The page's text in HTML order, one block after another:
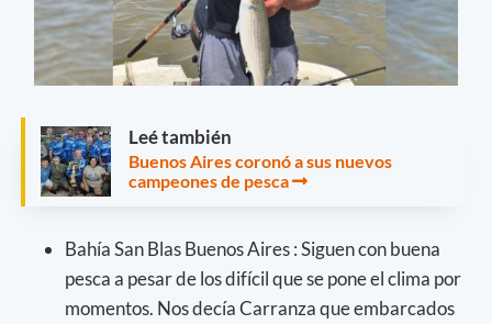
Leé también
Buenos Aires coronó a sus nuevos
campeones de pesca
Bahía San Blas Buenos Aires : Siguen con buena
pesca a pesar de los difícil que se pone el clima por
momentos. Nos decía Carranza que embarcados